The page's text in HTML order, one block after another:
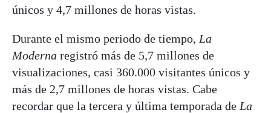
únicos y 4,7 millones de horas vistas.
Durante el mismo periodo de tiempo, La
Moderna registró más de 5,7 millones de
visualizaciones, casi 360.000 visitantes únicos y
más de 2,7 millones de horas vistas. Cabe
recordar que la tercera y última temporada de La